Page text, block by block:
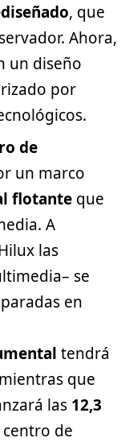
, que
Ahora,
un diseño
por
de
un marco
flotante que
A
las
se
en
tendrá
que
las 12,3
de